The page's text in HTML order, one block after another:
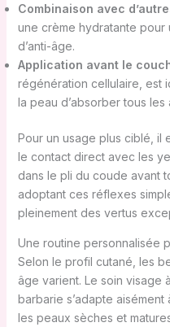
Combinaison avec
une crème hydratante pour
d’anti-âge.
Application avant le
régénération cellulaire, est
la peau d’absorber tous
Pour un usage plus ciblé, il
le contact direct avec les
dans le pli du coude avant
adoptant ces réflexes
pleinement des vertus
Une routine personnalisée
Selon le profil cutané, les
âge varient. Le soin visage
barbarie s’adapte
les peaux sèches et